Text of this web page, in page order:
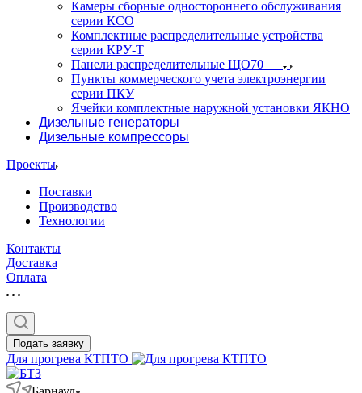
Камеры сборные одностороннего обслуживания
серии КСО
Комплектные распределительные устройства
серии КРУ-Т
Панели распределительные ЩО70
Пункты коммерческого учета электроэнергии
серии ПКУ
Ячейки комплектные наружной установки ЯКНО
Дизельные генераторы
Дизельные компрессоры
Проекты
Поставки
Производство
Технологии
Контакты
Доставка
Оплата
Подать заявку
Для прогрева КТПТО